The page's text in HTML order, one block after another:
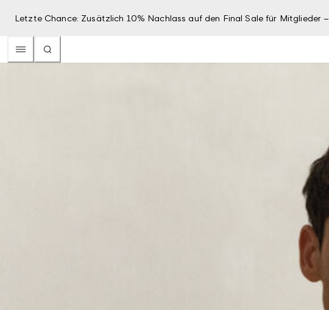
Letzte Chance: Zusätzlich 10% Nachlass auf den Final Sale für Mitglieder –